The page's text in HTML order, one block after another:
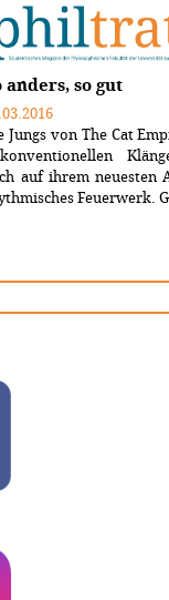
Thema "review"
anders, so gut
Jungs von The Cat
auf ihrem neuesten
Feuerwerk.